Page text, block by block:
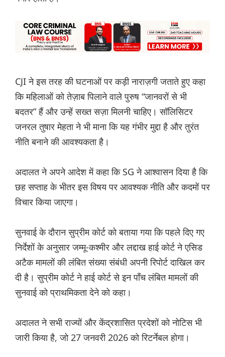
CJI ने इस तरह की घटनाओं पर कड़ी नाराज़गी जताते हुए कहा
कि महिलाओं को तेज़ाब पिलाने वाले पुरुष “जानवरों से भी
बदतर” हैं और उन्हें सख्त सज़ा मिलनी चाहिए। सॉलिसिटर
जनरल तुषार मेहता ने भी माना कि यह गंभीर मुद्दा है और तुरंत
नीति बनाने की आवश्यकता है।
अदालत ने अपने आदेश में कहा कि SG ने आश्वासन दिया है कि
छह सप्ताह के भीतर इस विषय पर आवश्यक नीति और कदमों पर
विचार किया जाएगा।
सुनवाई के दौरान सुप्रीम कोर्ट को बताया गया कि पहले दिए गए
निर्देशों के अनुसार जम्मू-कश्मीर और लद्दाख हाई कोर्ट ने एसिड
अटैक मामलों की लंबित संख्या संबंधी अपनी रिपोर्ट दाखिल कर
दी है। सुप्रीम कोर्ट ने हाई कोर्ट से इन पाँच लंबित मामलों की
सुनवाई को प्राथमिकता देने को कहा।
अदालत ने सभी राज्यों और केंद्रशासित प्रदेशों को नोटिस भी
जारी किया है, जो 27 जनवरी 2026 को रिटर्नेबल होगा।